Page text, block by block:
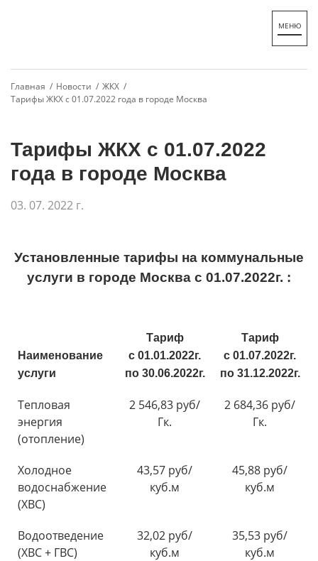
Главная / Новости / ЖКХ /
Тарифы ЖКХ с 01.07.2022 года в городе Москва
Тарифы ЖКХ с 01.07.2022
года в городе Москва
03. 07. 2022 г.
Установленные тарифы на коммунальные
услуги в городе Москва с 01.07.2022г. :
Наименование
услуги
Тариф
с 01.01.2022г.
по 30.06.2022г.
Тариф
с 01.07.2022г.
по 31.12.2022г.
Тепловая
энергия
(отопление)
2 546,83 руб/
Гк.
2 684,36 руб/
Гк.
Холодное
водоснабжение
(ХВС)
43,57 руб/
куб.м
45,88 руб/
куб.м
Водоотведение
(ХВС + ГВС)
32,02 руб/
куб.м
35,53 руб/
куб.м